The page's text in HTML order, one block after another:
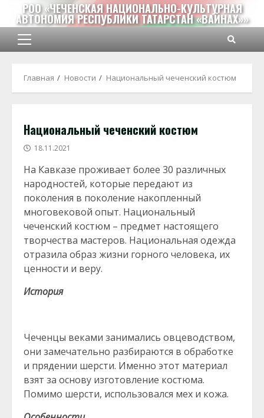
Перейти
содержимому
РОО «ЧЕЧЕНСКАЯ НАЦИОНАЛЬНО-КУЛЬТУРНАЯ
АВТОНОМИЯ РЕСПУБЛИКИ ТАТАРСТАН «ВАЙНАХ»»
Основное
Главная Новости Национальный чеченский костюм
Национальный чеченский костюм
18.11.2021
На Кавказе проживает более 30 различных
народностей, которые передают из
поколения в поколение накопленный
многовековой опыт. Национальный
чеченский костюм – предмет настоящего
творчества мастеров. Национальная одежда
отразила образ жизни горного человека, их
ценности и веру.
История
Чеченцы веками занимались овцеводством,
они замечательно разбираются в обработке
и прядении шерсти. Именно этот материал
взят за основу изготовление костюма.
Помимо шерсти, использовался мех и кожа.